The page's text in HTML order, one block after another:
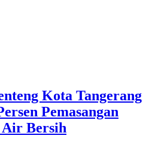
Kota Tangerang
Pemasangan
Air Bersih